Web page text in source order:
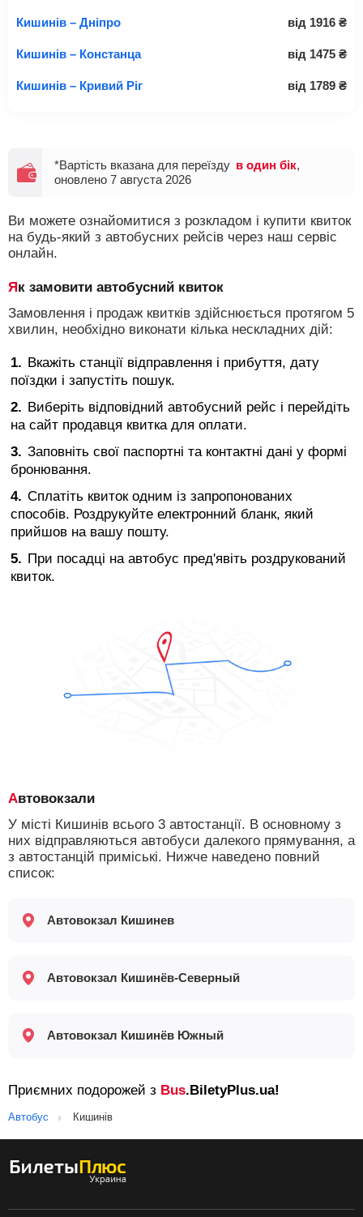
Кишинів – Дніпро від 1916 ₴
Кишинів – Констанца від 1475 ₴
Кишинів – Кривий Ріг від 1789 ₴
*Вартість вказана для переїзду в один бік,
оновлено 7 августа 2026
Ви можете ознайомитися з розкладом і купити квиток
на будь-який з автобусних рейсів через наш сервіс
онлайн.
Як замовити автобусний квиток
Замовлення і продаж квитків здійснюється протягом 5
хвилин, необхідно виконати кілька нескладних дій:
Вкажіть станції відправлення і прибуття, дату
поїздки і запустіть пошук.
Виберіть відповідний автобусний рейс і перейдіть
на сайт продавця квитка для оплати.
Заповніть свої паспортні та контактні дані у формі
бронювання.
Сплатіть квиток одним із запропонованих
способів. Роздрукуйте електронний бланк, який
прийшов на вашу пошту.
При посадці на автобус пред'явіть роздрукований
квиток.
Автовокзали
У місті Кишинів всього 3 автостанції. В основному з
них відправляються автобуси далекого прямування, а
з автостанцій приміські. Нижче наведено повний
список:
Автовокзал Кишинев
Автовокзал Кишинёв Южный
Автовокзал Кишинёв-Северный
Приємних подорожей з Bus.BiletyPlus.ua!
Автобус Кишинів